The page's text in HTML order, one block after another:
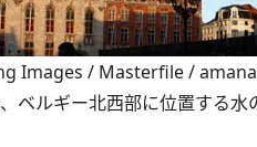
Images / Masterfile /
ベルギー北西部に位置する